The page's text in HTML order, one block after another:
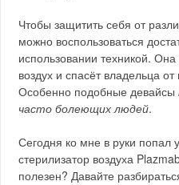
Чтобы защитить себя от
можно воспользоваться
использовании техникой.
воздух и спасёт владельца
Особенно подобные девайсы
часто болеющих людей.
Сегодня ко мне в руки попал
стерилизатор воздуха
полезен? Давайте